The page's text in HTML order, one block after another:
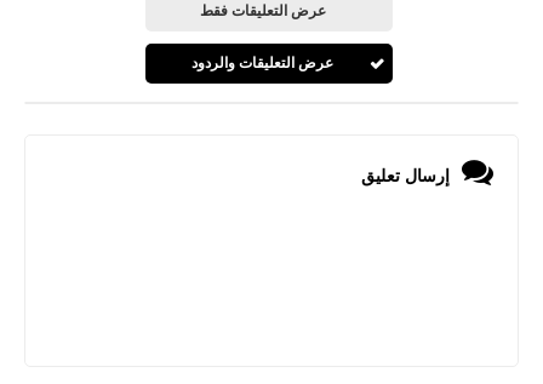
عرض التعليقات فقط
عرض التعليقات والردود
إرسال تعليق